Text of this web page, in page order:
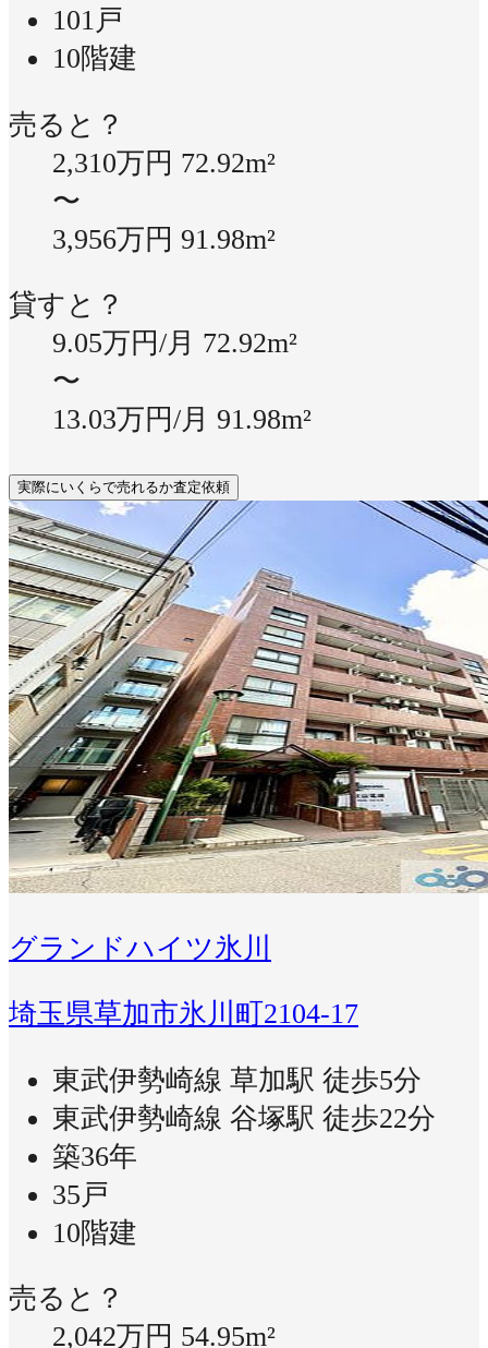
101戸
10階建
売ると？
2,310万円 72.92m²
〜
3,956万円 91.98m²
貸すと？
9.05万円/月 72.92m²
〜
13.03万円/月 91.98m²
実際にいくらで売れるか査定依頼
グランドハイツ氷川
埼玉県草加市氷川町2104-17
東武伊勢崎線 草加駅 徒歩5分
東武伊勢崎線 谷塚駅 徒歩22分
築36年
35戸
10階建
売ると？
2,042万円 54.95m²